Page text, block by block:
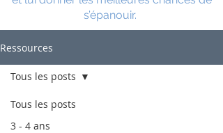
s’épanouir.
Ressources
Tous les posts
3 - 4 ans
Tous les posts